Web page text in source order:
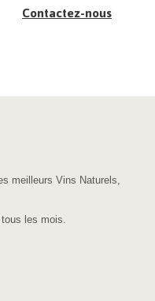
Contactez-nous
meilleurs Vins Naturels,
les mois.